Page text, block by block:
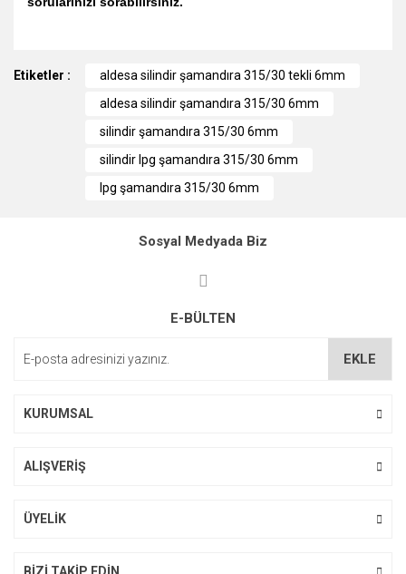
konularda yetersiz gördüğünüz noktaları öneri formunu
Görüş ve önerileriniz için teşekkür ederiz.
Ürün resmi kalitesiz, bozuk veya görüntülenemiyor.
Ürün açıklamasında eksik bilgiler bulunuyor.
Ürün fiyatı diğer sitelerden daha pahalı.
Etiketler :
aldesa silindir şamandıra 315/30 tekli 6mm
aldesa silindir şamandıra 315/30 6mm
silindir şamandıra 315/30 6mm
silindir lpg şamandıra 315/30 6mm
lpg şamandıra 315/30 6mm
Sosyal Medyada Biz
E-BÜLTEN
EKLE
KURUMSAL
ALIŞVERİŞ
ÜYELİK